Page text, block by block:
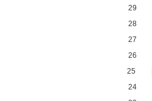
29
28
27
26
25
24